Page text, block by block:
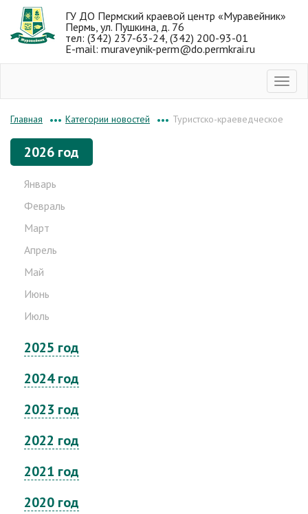
ГУ ДО Пермский краевой центр «Муравейник»
Пермь, ул. Пушкина, д. 76
тел: (342) 237-63-24, (342) 200-93-01
E-mail: muraveynik-perm@do.permkrai.ru
Главная ••• Категории новостей ••• Туристско-краеведческое
2026 год
Январь
Февраль
Март
Апрель
Май
Июнь
Июль
2025 год
2024 год
2023 год
2022 год
2021 год
2020 год